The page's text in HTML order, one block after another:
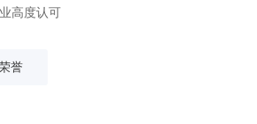
高度认可
誉